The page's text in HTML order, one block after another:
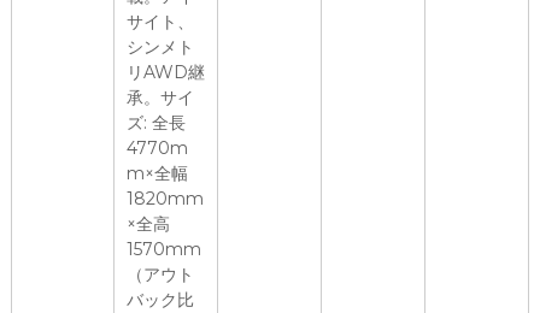
サイト、
シンメト
リAWD継
承。サイ
ズ: 全長
4770m
m×全幅
1820mm
×全高
1570mm
（アウト
バック比